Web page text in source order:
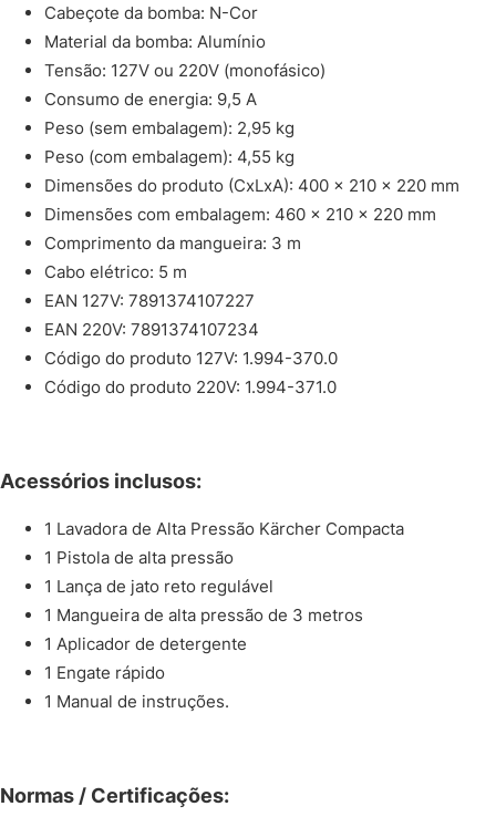
Cabeçote da bomba: N-Cor
Material da bomba: Alumínio
Tensão: 127V ou 220V (monofásico)
Consumo de energia: 9,5 A
Peso (sem embalagem): 2,95 kg
Peso (com embalagem): 4,55 kg
Dimensões do produto (CxLxA): 400 x 210 x 220 mm
Dimensões com embalagem: 460 x 210 x 220 mm
Comprimento da mangueira: 3 m
Cabo elétrico: 5 m
EAN 127V: 7891374107227
EAN 220V: 7891374107234
Código do produto 127V: 1.994-370.0
Código do produto 220V: 1.994-371.0
Acessórios inclusos:
1 Lavadora de Alta Pressão Kärcher Compacta
1 Pistola de alta pressão
1 Lança de jato reto regulável
1 Mangueira de alta pressão de 3 metros
1 Aplicador de detergente
1 Engate rápido
1 Manual de instruções.
Normas / Certificações: